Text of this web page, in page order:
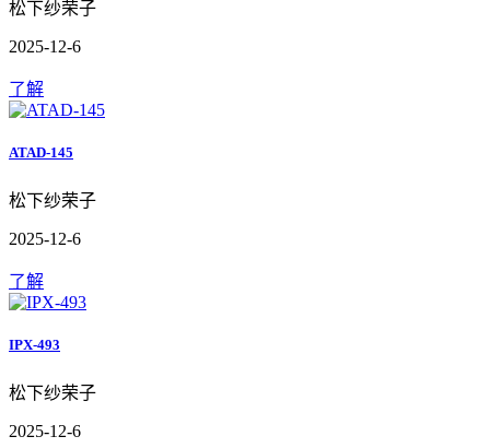
松下纱荣子
2025-12-6
了解
ATAD-145
松下纱荣子
2025-12-6
了解
IPX-493
松下纱荣子
2025-12-6